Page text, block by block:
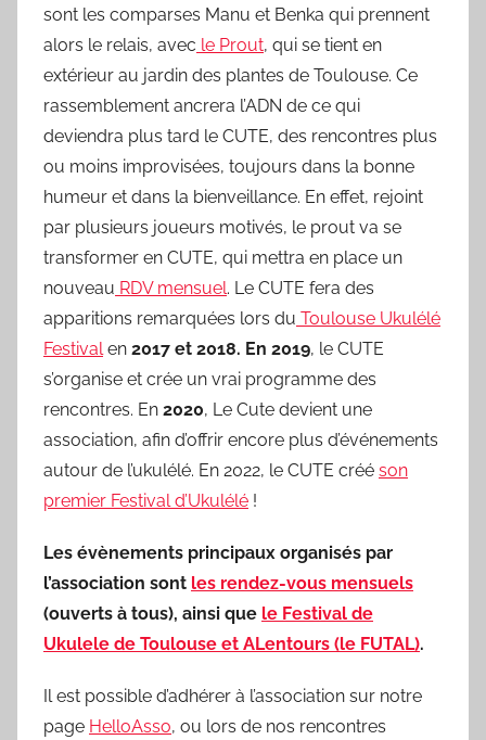
sont les comparses Manu et Benka qui prennent
alors le relais, avec le Prout, qui se tient en
extérieur au jardin des plantes de Toulouse. Ce
rassemblement ancrera l’ADN de ce qui
deviendra plus tard le CUTE, des rencontres plus
ou moins improvisées, toujours dans la bonne
humeur et dans la bienveillance. En effet, rejoint
par plusieurs joueurs motivés, le prout va se
transformer en CUTE, qui mettra en place un
nouveau RDV mensuel. Le CUTE fera des
apparitions remarquées lors du Toulouse Ukulélé
Festivalen 2017 et 2018. En 2019, le CUTE
s’organise et crée un vrai programme des
rencontres. En 2020, Le Cute devient une
association, afin d’offrir encore plus d’événements
autour de l’ukulélé. En 2022, le CUTE créé son
premier Festival d’Ukulélé !
Les évènements principaux organisés par
l’association sont les rendez-vous mensuels
(ouverts à tous), ainsi que le Festival de
Ukulele de Toulouse et ALentours (le FUTAL).
Il est possible d’adhérer à l’association sur notre
page HelloAsso, ou lors de nos rencontres